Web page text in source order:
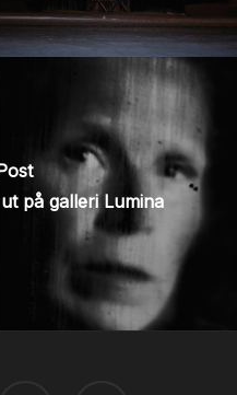
på galleri Lumina